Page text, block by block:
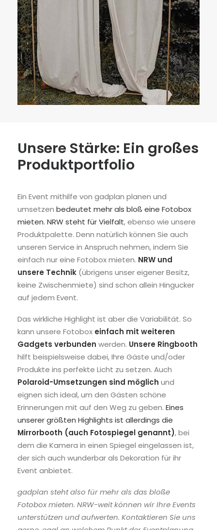
Unsere Stärke: Ein großes
Produktportfolio
Ein Event mithilfe von gadplan planen und
umsetzen bedeutet mehr als bloß eine Fotobox
mieten. NRW steht für Vielfalt, ebenso wie unsere
Produktpalette. Denn natürlich können Sie auch
unseren Service in Anspruch nehmen, indem Sie
einfach nur eine Fotobox mieten. NRW und
unsere Technik (übrigens unser eigener Besitz,
keine Zwischenmiete) sind schon allein Hingucker
auf jedem Event.
Das wirkliche Highlight ist aber die Variabilität. So
kann unsere Fotobox einfach mit weiteren
Gadgets verbunden werden. Unsere Ringbooth
hilft beispielsweise dabei, Ihre Gäste und/oder
Produkte ins perfekte Licht zu setzen. Auch
Polaroid-Umsetzungen sind möglich und
eignen sich ideal, um den Gästen schöne
Erinnerungen mit auf den Weg zu geben. Eines
unserer größten Highlights ist allerdings die
Mirrorbooth (auch Fotospiegel genannt), bei
dem die Kamera in einen Spiegel eingelassen ist,
der sich auch wunderbar als Dekoration für ihr
Event anbietet.
gadplan steht also für mehr als das bloße
Fotobox mieten. NRW-weit können wir Ihre Events
unterstützen und aufwerten. Kontaktieren Sie uns